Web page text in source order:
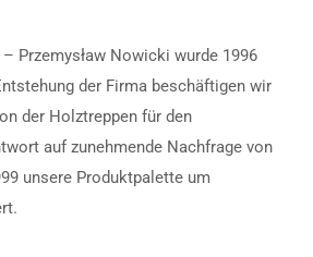
– Przemysław Nowicki wurde 1996
der Firma beschäftigen wir
der Holztreppen für den
auf zunehmende Nachfrage von
unsere Produktpalette um